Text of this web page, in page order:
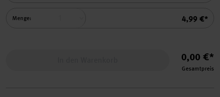
Summe
4,99 €*
Menge:
0,00 €*
Gesamtpreis